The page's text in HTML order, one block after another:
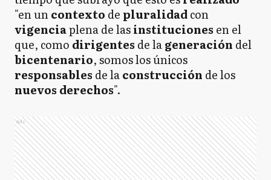
"en uncontexto de pluralidadcon
vigenciaplena de lasinstituciones en el
que, como dirigentes de lageneración del
bicentenario, somos los únicos
responsables de laconstrucción de los
nuevos derechos".
Ads